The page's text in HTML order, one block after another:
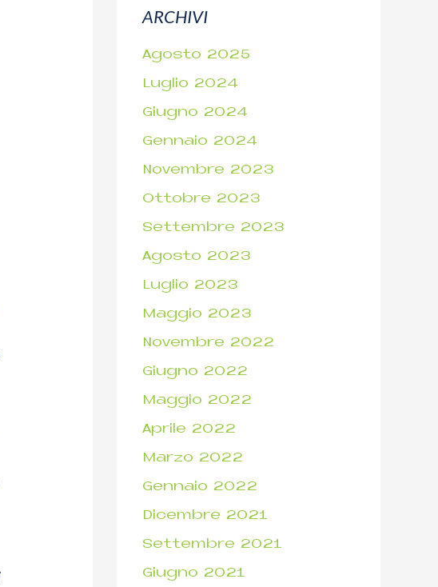
ARCHIVI
Agosto 2025
Luglio 2024
Giugno 2024
Gennaio 2024
Novembre 2023
Ottobre 2023
Settembre 2023
Agosto 2023
Luglio 2023
Maggio 2023
Novembre 2022
Giugno 2022
Maggio 2022
Aprile 2022
Marzo 2022
Gennaio 2022
Dicembre 2021
Settembre 2021
Giugno 2021